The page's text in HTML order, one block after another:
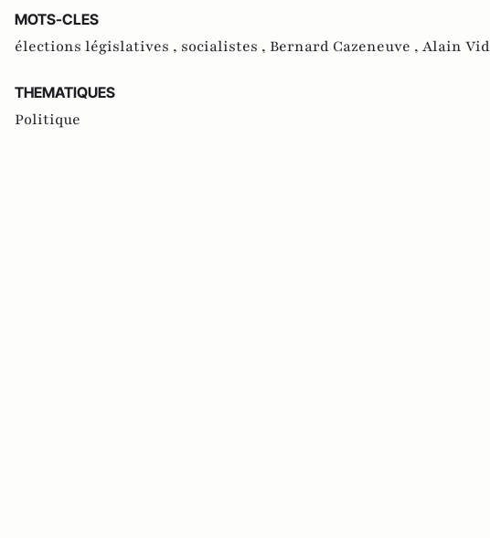
MOTS-CLES
élections législatives , socialistes , Bernard Cazeneuve , Alain
THEMATIQUES
Politique